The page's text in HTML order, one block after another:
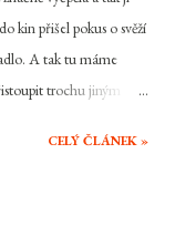
kin přišel pokus o svěží
A tak tu máme
trochu jiným
druhou kolej. Byla to
CELÝ ČLÁNEK »